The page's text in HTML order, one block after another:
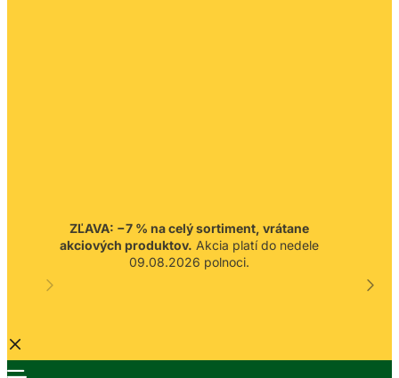
ZĽAVA: −7 % na celý sortiment, vrátane
akciových produktov. Akcia platí do nedele
09.08.2026 polnoci.